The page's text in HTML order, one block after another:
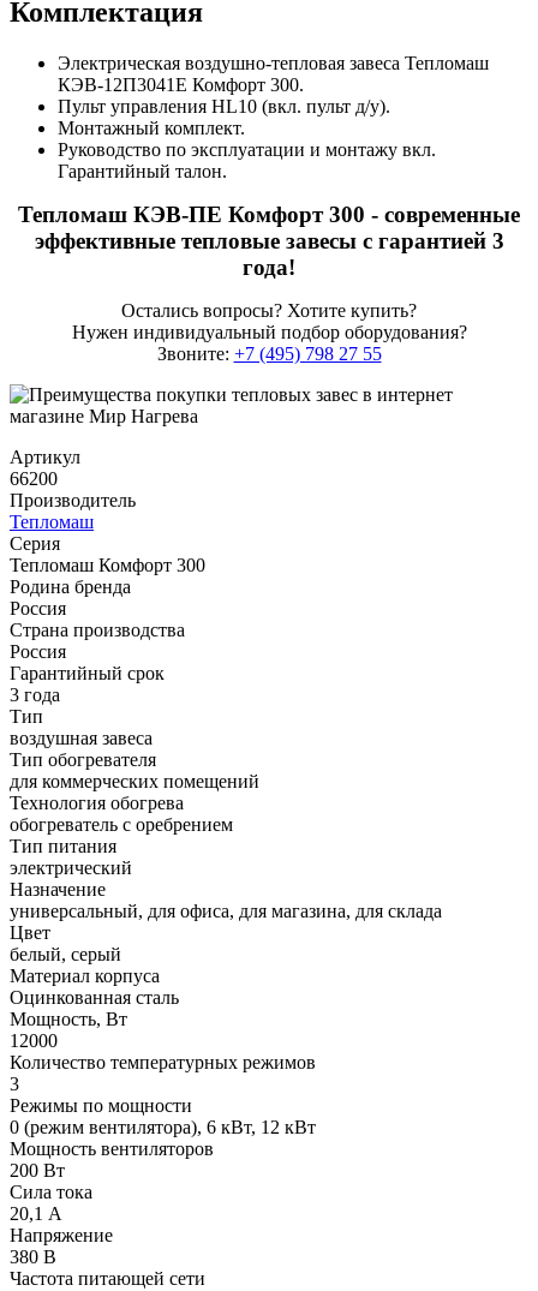
Комплектация
Электрическая воздушно-тепловая завеса Тепломаш
КЭВ-12П3041Е Комфорт 300.
Пульт управления HL10 (вкл. пульт д/у).
Монтажный комплект.
Руководство по эксплуатации и монтажу вкл.
Гарантийный талон.
Тепломаш КЭВ-ПЕ Комфорт 300 - современные
эффективные тепловые завесы с гарантией 3
года!
Остались вопросы? Хотите купить?
Нужен индивидуальный подбор оборудования?
Звоните: +7 (495) 798 27 55
Артикул
66200
Производитель
Тепломаш
Серия
Тепломаш Комфорт 300
Родина бренда
Россия
Страна производства
Россия
Гарантийный срок
3 года
Тип
воздушная завеса
Тип обогревателя
для коммерческих помещений
Технология обогрева
обогреватель с оребрением
Тип питания
электрический
Назначение
универсальный, для офиса, для магазина, для склада
Цвет
белый, серый
Материал корпуса
Оцинкованная сталь
Мощность, Вт
12000
Количество температурных режимов
3
Режимы по мощности
0 (режим вентилятора), 6 кВт, 12 кВт
Мощность вентиляторов
200 Вт
Сила тока
20,1 А
Напряжение
380 В
Частота питающей сети